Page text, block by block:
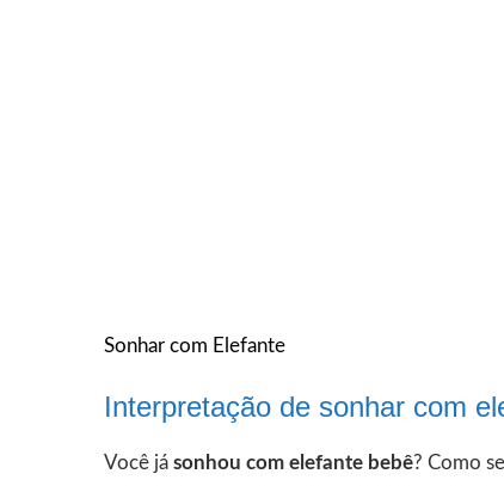
Sonhar com Elefante
Interpretação de sonhar com
Você já sonhou com elefante bebê? Como